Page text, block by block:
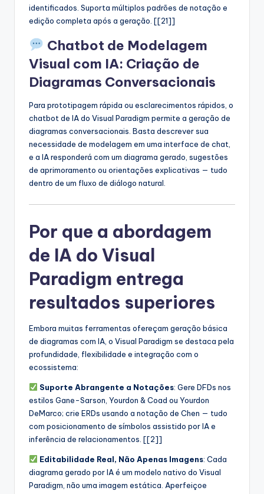
identificados. Suporta múltiplos padrões de notação e
edição completa após a geração. [[21]]
Chatbot de Modelagem
Visual com IA: Criação de
Diagramas Conversacionais
Para prototipagem rápida ou esclarecimentos rápidos, o
chatbot de IA do Visual Paradigm permite a geração de
diagramas conversacionais. Basta descrever sua
necessidade de modelagem em uma interface de chat,
e a IA responderá com um diagrama gerado, sugestões
de aprimoramento ou orientações explicativas — tudo
dentro de um fluxo de diálogo natural.
Por que a abordagem
de IA do Visual
Paradigm entrega
resultados superiores
Embora muitas ferramentas ofereçam geração básica
de diagramas com IA, o Visual Paradigm se destaca pela
profundidade, flexibilidade e integração com o
ecossistema:
Suporte Abrangente a Notações: Gere DFDs nos
estilos Gane-Sarson, Yourdon & Coad ou Yourdon
DeMarco; crie ERDs usando a notação de Chen — tudo
com posicionamento de símbolos assistido por IA e
inferência de relacionamentos. [[2]]
Editabilidade Real, Não Apenas Imagens: Cada
diagrama gerado por IA é um modelo nativo do Visual
Paradigm, não uma imagem estática. Aperfeiçoe